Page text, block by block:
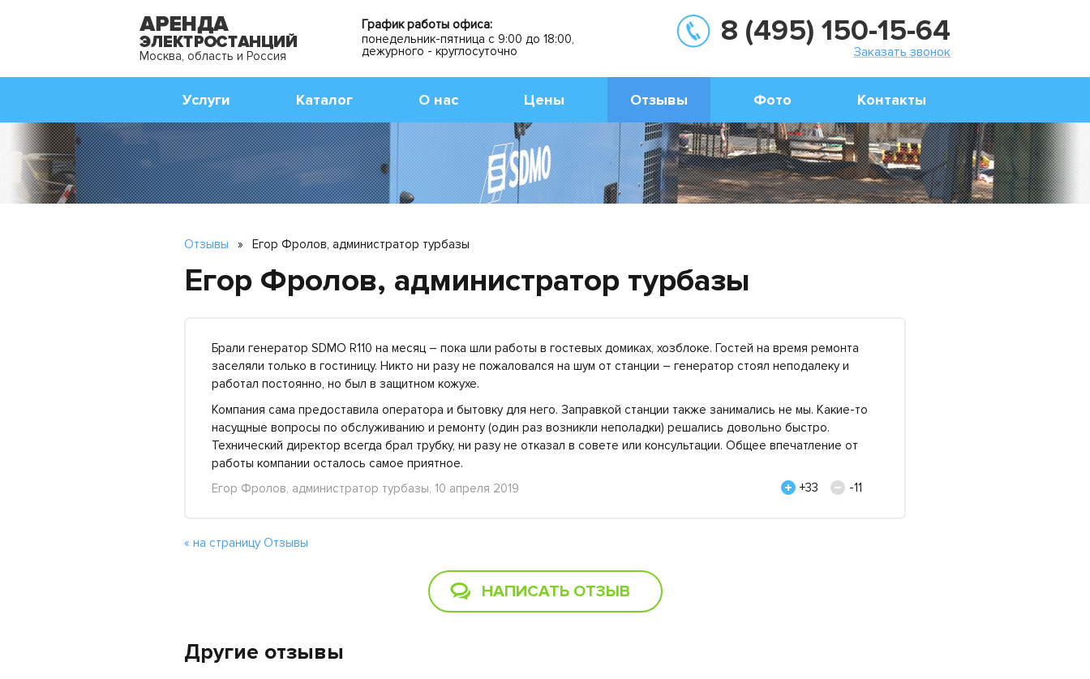
Москва, область и Россия
График работы офиса:
понедельник-пятница с 9:00 до 18:00,
дежурного - круглосуточно
8 (495) 150-15-64
Заказать звонок
Услуги Каталог О нас Цены Отзывы Фото Контакты
Отзывы » Егор Фролов, администратор турбазы
Егор Фролов, администратор турбазы
Брали генератор SDMO R110 на месяц – пока шли работы в гостевых домиках, хозблоке. Гостей на время ремонта
заселяли только в гостиницу. Никто ни разу не пожаловался на шум от станции – генератор стоял неподалеку и
работал постоянно, но был в защитном кожухе.
Компания сама предоставила оператора и бытовку для него. Заправкой станции также занимались не мы. Какие-то
насущные вопросы по обслуживанию и ремонту (один раз возникли неполадки) решались довольно быстро.
Технический директор всегда брал трубку, ни разу не отказал в совете или консультации. Общее впечатление от
работы компании осталось самое приятное.
+33
-11
Егор Фролов, администратор турбазы, 10 апреля 2019
« на страницу Отзывы
НАПИСАТЬ ОТЗЫВ
Другие отзывы